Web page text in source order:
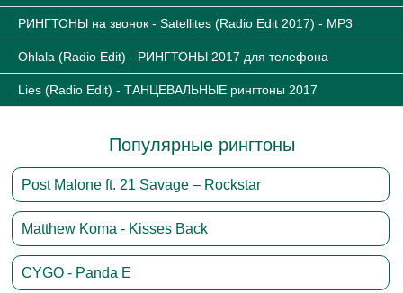
РИНГТОНЫ на звонок - Satellites (Radio Edit 2017) - MP3
Ohlala (Radio Edit) - РИНГТОНЫ 2017 для телефона
Lies (Radio Edit) - ТАНЦЕВАЛЬНЫЕ рингтоны 2017
Популярные рингтоны
Post Malone ft. 21 Savage – Rockstar
Matthew Koma - Kisses Back
CYGO - Panda E